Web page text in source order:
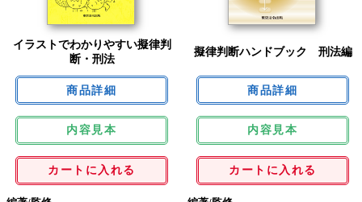
イラストでわかりやすい擬律判
断・刑法
内容見本
カートに入れる
擬律判断ハンドブック 刑法編
内容見本
カートに入れる